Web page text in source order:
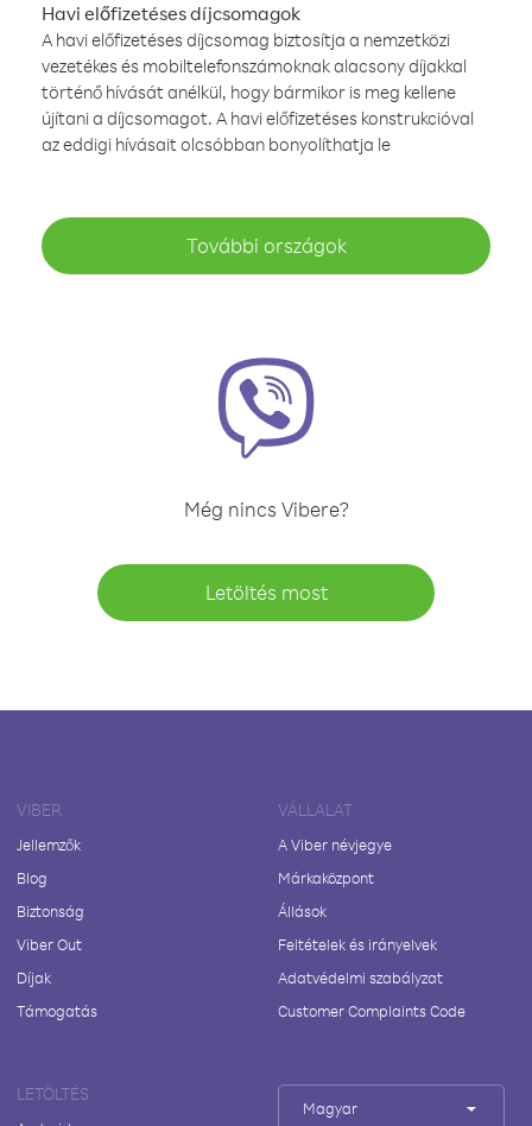
Havi előfizetéses díjcsomagok
A havi előfizetéses díjcsomag biztosítja a nemzetközi
vezetékes és mobiltelefonszámoknak alacsony díjakkal
történő hívását anélkül, hogy bármikor is meg kellene
újítani a díjcsomagot. A havi előfizetéses konstrukcióval
az eddigi hívásait olcsóbban bonyolíthatja le
További országok
Még nincs Vibere?
Letöltés most
VIBER
Jellemzők
Blog
Biztonság
Viber Out
Díjak
Támogatás
VÁLLALAT
A Viber névjegye
Márkaközpont
Állások
Feltételek és irányelvek
Adatvédelmi szabályzat
Customer Complaints Code
LETÖLTÉS
Magyar